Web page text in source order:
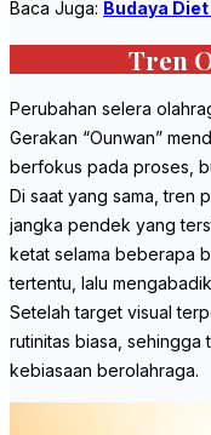
Baca Juga: Budaya
Tren
Perubahan selera
Gerakan “Ounwan”
berfokus pada proses,
Di saat yang sama, tren
jangka pendek yang
ketat selama beberapa
tertentu, lalu
Setelah target visual
rutinitas biasa, sehingga
kebiasaan berolahraga.